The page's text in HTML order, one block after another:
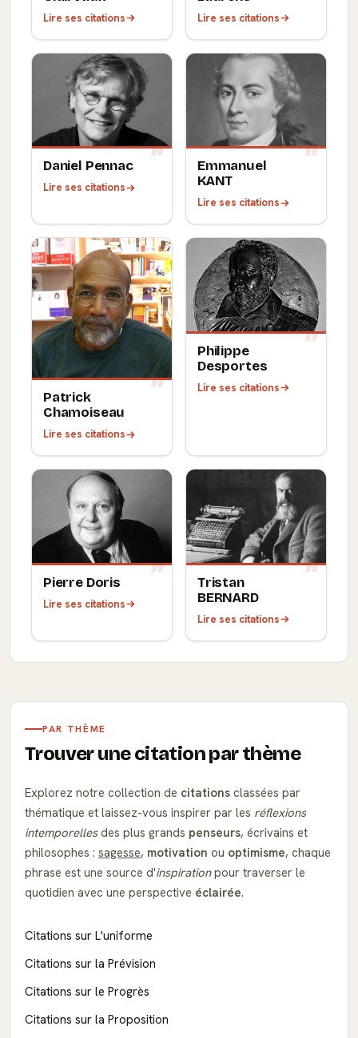
Lire ses citations Lire ses citations
Daniel Pennac
Lire ses citations
Emmanuel
KANT
Lire ses citations
Patrick
Chamoiseau
Lire ses citations
Philippe
Desportes
Lire ses citations
Pierre Doris
Lire ses citations
Tristan
BERNARD
Lire ses citations
PAR THÈME
Trouver une citation par thème
Explorez notre collection de citations classées par
thématique et laissez-vous inspirer par les réflexions
intemporellesdes plus grands penseurs, écrivains et
philosophes : sagesse, motivation ou optimisme, chaque
phrase est une source d'inspirationpour traverser le
quotidien avec une perspective éclairée.
Citations sur L'uniforme
Citations sur la Prévision
Citations sur le Progrès
Citations sur la Proposition